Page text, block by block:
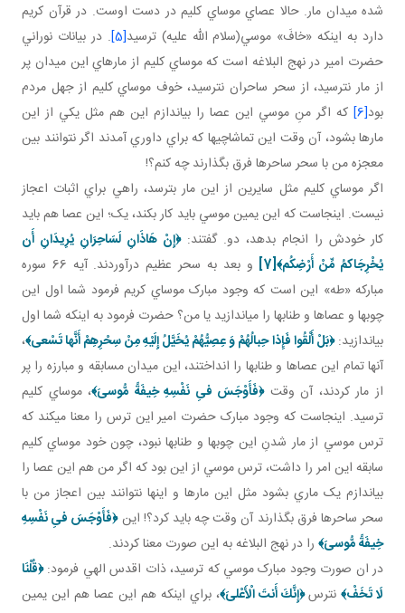
شده ميدان مار. حالا عصاي موساي کليم در دست اوست. در قرآن کريم
دارد به اينکه «خافَ» موسي(سلام الله عليه) ترسيد[5] . در بيانات نوراني
حضرت امير در نهج البلاغه است که موساي کليم از مارهاي اين ميدان پر
از مار نترسيد، از سحر ساحران نترسيد، خوف موساي کليم از جهل مردم
بود[6]
که اگر منِ موسي اين عصا را بياندازم اين هم مثل يکي از اين
مارها بشود، آن وقت اين تماشاچي ها که براي داوري آمدند اگر نتوانند بين
معجزه من با سحر ساحرها فرق بگذارند چه کنم؟!
اگر موساي کليم مثل سايرين از اين مار بترسد، راهي براي اثبات اعجاز
نيست. اينجاست که اين يمين موسي بايد کار بکند، يک؛ اين عصا هم بايد
کار خودش را انجام بدهد، دو. گفتند:﴿إِنْ هَاذَانِ لَسَاحِرَانِ يُرِيدَانِ أَن
يُخْرِجَاكمُ مِّنْ أَرْضِكُم﴾[7]
و بعد به سحر عظيم درآوردند. آيه 66 سوره
مبارکه «طه» اين است که وجود مبارک موساي کريم فرمود شما اول اين
چوب ها و عصاها و طناب ها را مي اندازيد يا من؟ حضرت فرمود به اينکه شما اول
بياندازيد:﴿بَلْ أَلْقُوا فَإِذا حِبالُهُمْ وَ عِصِيُّهُمْ يُخَيَّلُ إِلَيْهِ مِنْ سِحْرِهِمْ أَنَّها تَسْعى‏﴾،
آنها تمام اين عصاها و طناب ها را انداختند، اين ميدان مسابقه و مبارزه را پر
از مار کردند، آن وقت﴿فَأَوْجَسَ فىِ نَفْسِهِ خِيفَةً مُّوسىَ‏﴾، موساي کليم
ترسيد. اينجاست که وجود مبارک حضرت امير اين ترس را معنا مي کند که
ترس موسي از مار شدنِ اين چوب ها و طناب ها نبود، چون خود موساي کليم
سابقه اين امر را داشت، ترس موسي از اين بود که اگر من هم اين عصا را
بياندازم يک ماري بشود مثل اين مارها و اينها نتوانند بين اعجاز من با
سحر ساحرها فرق بگذارند آن وقت چه بايد کرد؟! اين﴿فَأَوْجَسَ فىِ نَفْسِهِ
خِيفَةً مُّوسىَ‏﴾ را در نهج البلاغه به اين صورت معنا کردند.
در ان صورت وجود مبارک موسي که ترسيد، ذات اقدس الهي فرمود:﴿قُلْنَا
لَا تَخَفْ﴾ نترس﴿إِنَّكَ أَنتَ الْأَعْلىَ‏﴾، براي اينکه هم اين عصا هم اين يمين